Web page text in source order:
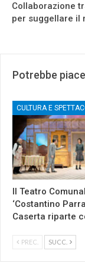
Collaborazione
per suggellare il
Potrebbe
CULTURA E
Il Teatro
‘Costantino
Caserta riparte
PREC. SUCC.